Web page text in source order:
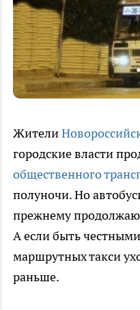
Жители
городские власти
общественного
полуночи. Но
прежнему
А если быть
маршрутных такси
раньше.